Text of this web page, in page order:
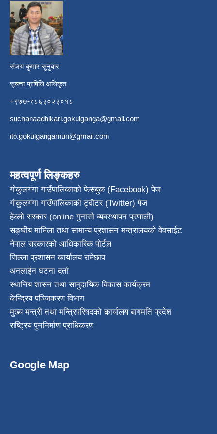
संजय कुमार सुनुवार
सूचना प्रबिधि अधिकृत
+९७७-९८६३०२३०१८
suchanaadhikari.gokulganga@gmail.com
ito.gokulgangamun@gmail.com
महत्वपूर्ण लिङ्कहरु
गोकुलगंगा गाउँपालिकाको फेसबुक (Facebook) पेज
गोकुलगंगा गाउँपालिकाको ट्वीटर (Twitter) पेज
हेल्लो सरकार (online गुनासो ब्यवस्थापन प्रणाली)
सङ्घीय मामिला तथा सामान्य प्रशासन मन्त्रालयको वेवसाईट
नेपाल सरकारको आधिकारिक पोर्टल
जिल्ला प्रशासन कार्यालय रामेछाप
अनलाईन घटना दर्ता
स्थानिय शासन तथा सामुदायिक विकास कार्यक्रम
केन्द्रिय पञ्जिकरण विभाग
मुख्य मन्त्री तथा मन्त्रिपरिषदको कार्यालय बागमति प्रदेश
राष्ट्रिय पुननिर्माण प्राधिकरण
Google Map